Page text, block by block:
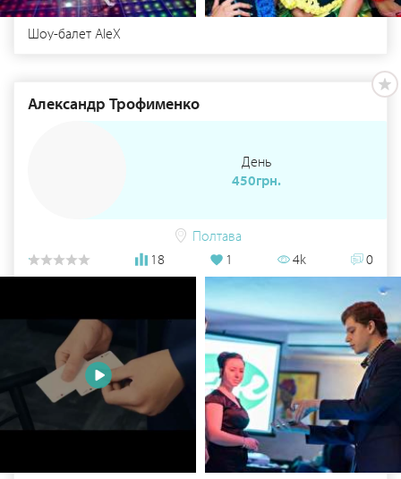
Шоу-балет AleX
Александр Трофименко
День
450грн.
Полтава
18
1 4k 0